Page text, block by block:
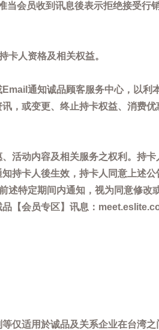
会员收到讯息後表示拒绝接受行
卡人资格及相关权益。
通知诚品顾客服务中心，以利
，或变更、终止持卡权益、消费
活动内容及相关服务之权利。持
持卡人後生效，持卡人同意上述
特定期间内通知，视为同意修改
【会员专区】讯息：
仅适用於诚品及关系企业在台湾之